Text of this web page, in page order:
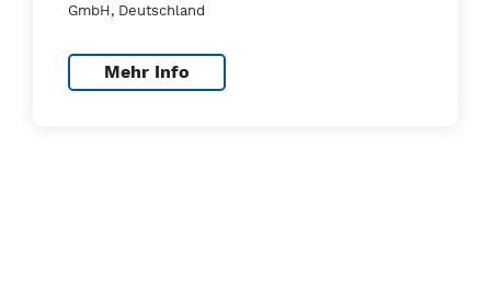
GmbH, Deutschland
Mehr Info